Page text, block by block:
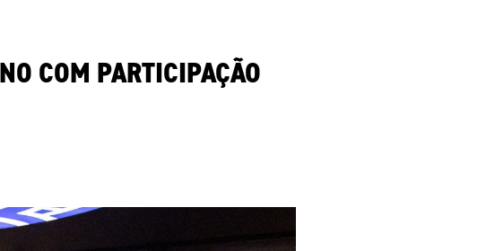
Federações
Participação Desportiva
COM PARTICIPAÇÃO